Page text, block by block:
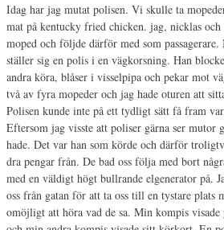
Idag har jag mutat polisen. Vi skulle ta
mat på kentucky fried chicken. jag, nicklas
moped och följde därför med som
ställer sig en polis i en vägkorsning. Han
andra köra, blåser i visselpipa och pekar mot
två av fyra mopeder och jag hade oturen att
Polisen kunde inte på ett tydligt sätt få fram
Eftersom jag visste att poliser gärna ser mutor
hade. Det var han som körde och därför
dra pengar från. De bad oss följa med bort
med en väldigt högt bullrande elgenerator på.
oss från gatan för att ta oss till en tystare plats
omöjligt att höra vad de sa. Min kompis visade